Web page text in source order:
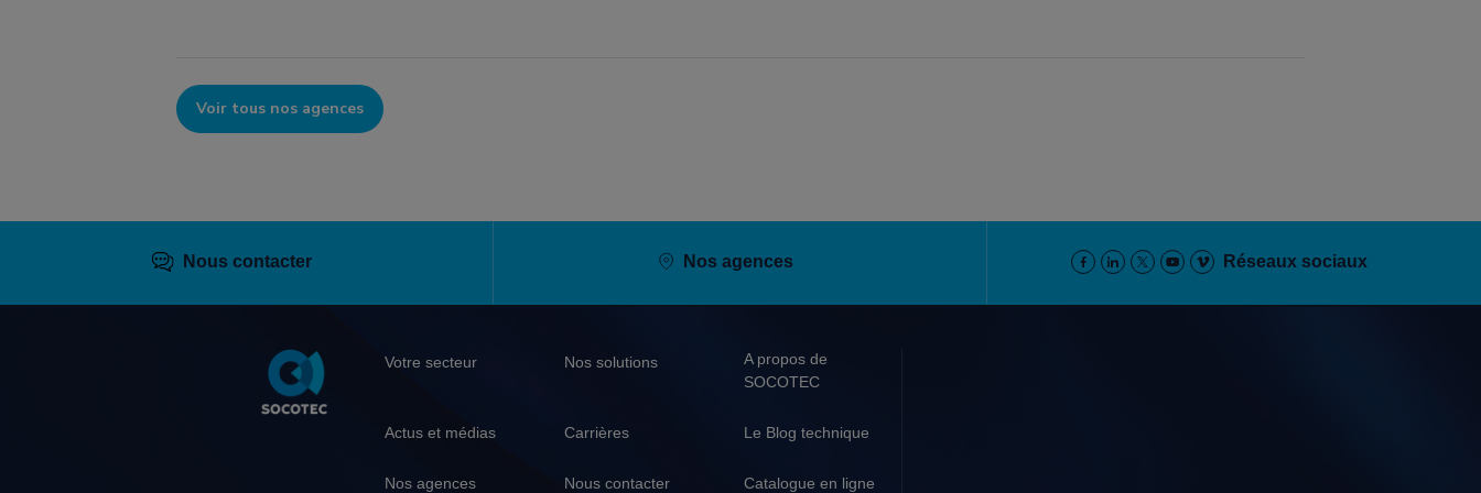
Voir tous nos agences
Nous contacter Nos agences Réseaux sociaux
Pied
de
page
Votre secteur Nos solutions
A propos de
SOCOTEC
Actus et médias Carrières Le Blog technique
Nos agences Nous contacter Catalogue en ligne